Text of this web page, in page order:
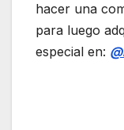
hacer una
para luego
especial en: